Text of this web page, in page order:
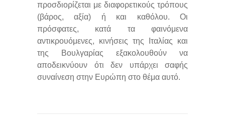
προσδιορίζεται με διαφορετικούς τρόπους
(βάρος, αξία) ή και καθόλου. Οι
πρόσφατες, κατά τα φαινόμενα
αντικρουόμενες, κινήσεις της Ιταλίας και
της Βουλγαρίας εξακολουθούν να
αποδεικνύουν ότι δεν υπάρχει σαφής
συναίνεση στην Ευρώπη στο θέμα αυτό.